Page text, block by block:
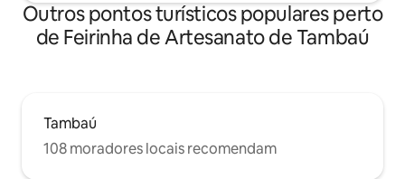
Outros pontos turísticos populares perto
de Feirinha de Artesanato de Tambaú
Tambaú
108 moradores locais recomendam